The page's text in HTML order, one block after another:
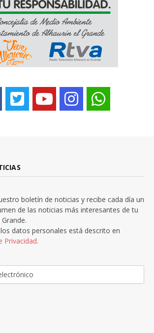
boletín de noticias y recibe cada día un
de las noticias más interesantes de tu
datos personales está descrito en
Privacidad.